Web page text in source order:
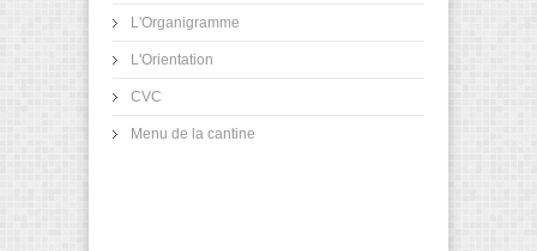
L'Organigramme
L'Orientation
CVC
Menu de la cantine